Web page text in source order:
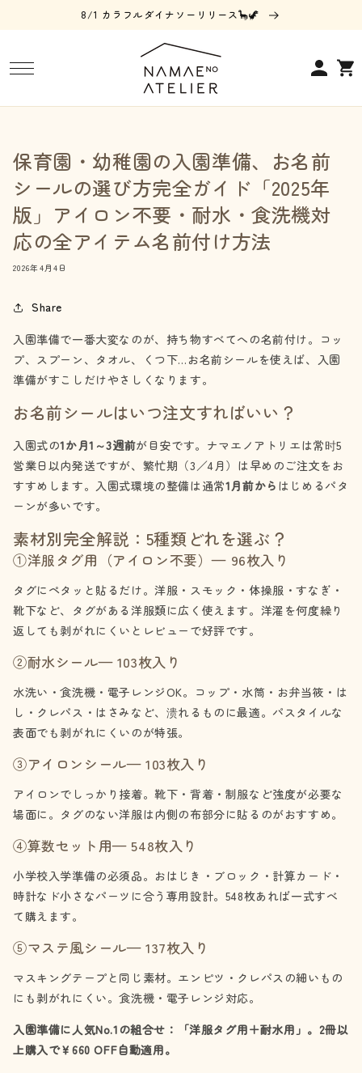
8/1 カラフルダイナソーリリース🦕🦖
グ
イ
ー
保育園・幼稚園の入園準備、お名前
シールの選び方完全ガイド「2025年
版」アイロン不要・耐水・食洗機対
応の全アイテム名前付け方法
2026年4月4日
Share
入園準備で一番大変なのが、持ち物すべてへの名前付け。コッ
プ、スプーン、タオル、くつ下…お名前シールを使えば、入園
準備がすこしだけやさしくなります。
お名前シールはいつ注文すればいい？
入園式の1か月1～3週前が目安です。ナマエノアトリエは常时5
営業日以内発送ですが、繁忙期（3／4月）は早めのご注文をお
すすめします。入園式環境の整備は通常1月前から はじめるパタ
ーンが多いです。
素材別完全解説：5種類どれを選ぶ？
①洋服タグ用（アイロン不要）— 96枚入り
タグにペタッと貼るだけ。洋服・スモック・体操服・すなぎ・
靴下など、タグがある洋服類に広く使えます。洋濯を何度繰り
返しても剥がれにくいとレビューで好評です。
②耐水シール— 103枚入り
水洗い・食洗機・電子レンジOK。コップ・水筒・お弁当筱・は
し・クレパス・はさみなど、溃れるものに最適。パスタイルな
表面でも剥がれにくいのが特張。
③アイロンシール— 103枚入り
アイロンでしっかり接着。靴下・背着・制服など強度が必要な
場面に。タグのない洋服は内側の布部分に貼るのがおすすめ。
④算数セット用— 548枚入り
小学校入学準備の必須品。おはじき・ブロック・計算カード・
時計なド小さなパーツに合う専用設計。548枚あれば一式すべ
て購えます。
⑤マステ風シール— 137枚入り
マスキングテープと同じ素材。エンピツ・クレパスの細いもの
にも剥がれにくい。食洗機・電子レンジ対応。
入園準備に人気No.1の組合せ：「洋服タグ用＋耐水用」。2冊以
上購入で￥660 OFF自動適用。